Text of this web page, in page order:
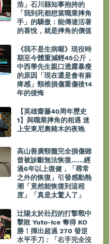
浩」石川縣知事抱持的
「我到死都想當職業摔角
手」的驕傲：能傳達活著
的喜悅，就是摔角的價值
《我不是生病喔》現役時
期至今體重減輕45公斤，
中西學先生親口透露暴瘦
的原因「現在還是會有麻
痺感」頸椎損傷重傷後14
年的後悔
【英雄齋藤40周年歷史
1】與職業摔角的相遇 迷
上安東尼奧豬木的夜晚
高山善廣頸髓完全損傷雖
曾被診斷無法恢復……經
過6年以上復健，「尋常
之外的恢復」引發感動熱
潮「竟然能恢復到這程
度」「真是太驚人了」
辻陽太於壯烈的打撃戰中
擊敗 Yuto-Ice 奪得 KO
勝！揮出超過 270 發逆
水平手刀：「右手完全沒